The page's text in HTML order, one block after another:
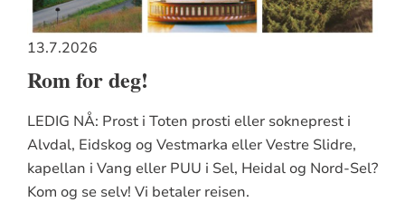
13.7.2026
Rom for deg!
LEDIG NÅ: Prost i Toten prosti eller sokneprest i
Alvdal, Eidskog og Vestmarka eller Vestre Slidre,
kapellan i Vang eller PUU i Sel, Heidal og Nord-Sel?
Kom og se selv! Vi betaler reisen.